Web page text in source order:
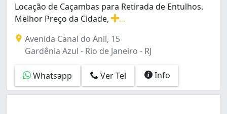
Locação de Caçambas para Retirada de Entulhos.
Melhor Preço da Cidade,
Avenida Canal do Anil, 15
Gardênia Azul - Rio de Janeiro - RJ
Whatsapp Ver Tel Info